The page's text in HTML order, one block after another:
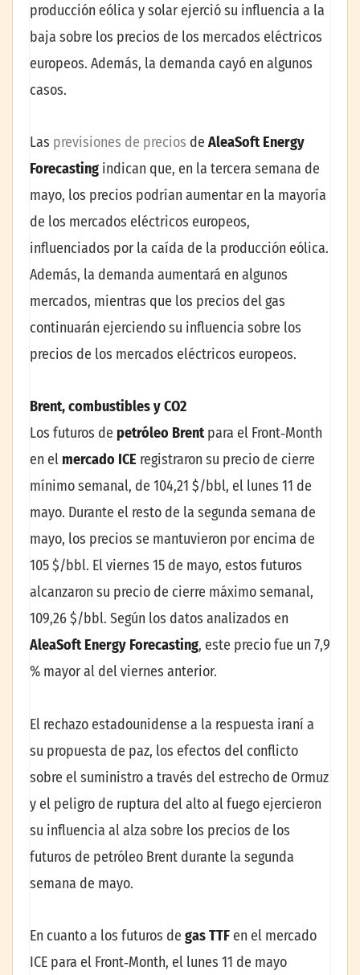
producción eólica y solar ejerció su influencia a la
baja sobre los precios de los mercados eléctricos
europeos. Además, la demanda cayó en algunos
casos.
Las previsiones de precios de AleaSoft Energy
Forecasting indican que, en la tercera semana de
mayo, los precios podrían aumentar en la mayoría
de los mercados eléctricos europeos,
influenciados por la caída de la producción eólica.
Además, la demanda aumentará en algunos
mercados, mientras que los precios del gas
continuarán ejerciendo su influencia sobre los
precios de los mercados eléctricos europeos.
Brent, combustibles y CO2
Los futuros de petróleo Brentpara el Front‑Month
en el mercado ICE registraron su precio de cierre
mínimo semanal, de 104,21 $/bbl, el lunes 11 de
mayo. Durante el resto de la segunda semana de
mayo, los precios se mantuvieron por encima de
105 $/bbl. El viernes 15 de mayo, estos futuros
alcanzaron su precio de cierre máximo semanal,
109,26 $/bbl. Según los datos analizados en
AleaSoft Energy Forecasting, este precio fue un 7,9
% mayor al del viernes anterior.
El rechazo estadounidense a la respuesta iraní a
su propuesta de paz, los efectos del conflicto
sobre el suministro a través del estrecho de Ormuz
y el peligro de ruptura del alto al fuego ejercieron
su influencia al alza sobre los precios de los
futuros de petróleo Brent durante la segunda
semana de mayo.
En cuanto a los futuros de gas TTF en el mercado
ICE para el Front‑Month, el lunes 11 de mayo